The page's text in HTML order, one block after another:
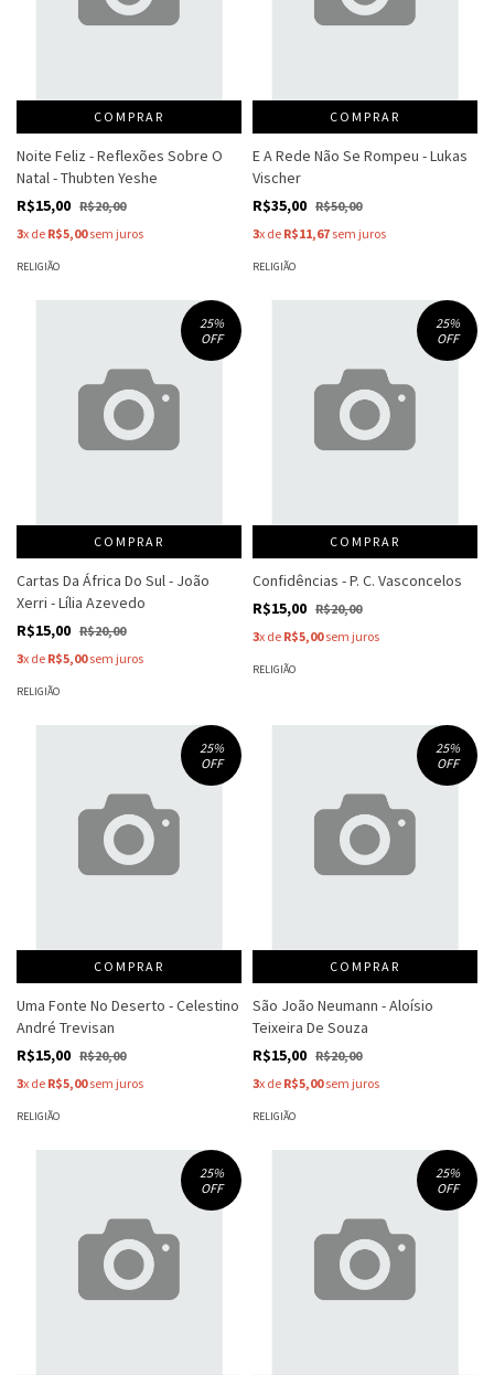
COMPRAR
Noite Feliz - Reflexões Sobre O
Natal - Thubten Yeshe
R$15,00 R$20,00
3x de R$5,00sem juros
RELIGIÃO
COMPRAR
E A Rede Não Se Rompeu - Lukas
Vischer
R$35,00 R$50,00
3x de R$11,67 sem juros
RELIGIÃO
25%
OFF
COMPRAR
Cartas Da África Do Sul - João
Xerri - Lília Azevedo
R$15,00 R$20,00
3x de R$5,00sem juros
RELIGIÃO
25%
OFF
COMPRAR
Confidências - P. C. Vasconcelos
R$15,00 R$20,00
3x de R$5,00sem juros
RELIGIÃO
25%
OFF
COMPRAR
Uma Fonte No Deserto - Celestino
André Trevisan
R$15,00 R$20,00
3x de R$5,00sem juros
RELIGIÃO
25%
OFF
COMPRAR
São João Neumann - Aloísio
Teixeira De Souza
R$15,00 R$20,00
3x de R$5,00sem juros
RELIGIÃO
25%
OFF
25%
OFF